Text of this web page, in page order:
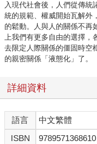
入現代社會後，人們從傳統
統的規範、權威開始瓦解外
的鬆動。人與人的關係不再
上我們有更多自由的選擇
去限定人際關係的僵固時空
的親密關係「液態化」了。
詳細資料
語言 中文繁體
ISBN
9789571368610